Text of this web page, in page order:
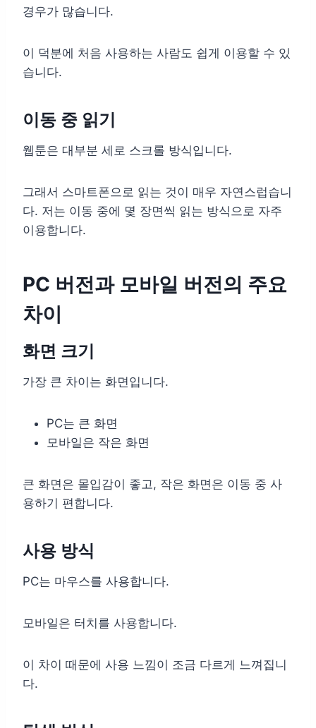
경우가 많습니다.
이 덕분에 처음 사용하는 사람도 쉽게 이용할 수 있
습니다.
이동 중 읽기
웹툰은 대부분 세로 스크롤 방식입니다.
그래서 스마트폰으로 읽는 것이 매우 자연스럽습니
다. 저는 이동 중에 몇 장면씩 읽는 방식으로 자주
이용합니다.
PC 버전과 모바일 버전의 주요
차이
화면 크기
가장 큰 차이는 화면입니다.
PC는 큰 화면
모바일은 작은 화면
큰 화면은 몰입감이 좋고, 작은 화면은 이동 중 사
용하기 편합니다.
사용 방식
PC는 마우스를 사용합니다.
모바일은 터치를 사용합니다.
이 차이 때문에 사용 느낌이 조금 다르게 느껴집니
다.